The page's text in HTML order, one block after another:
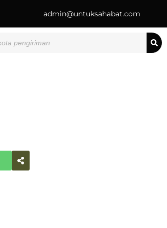
admin@untuksahabat.com